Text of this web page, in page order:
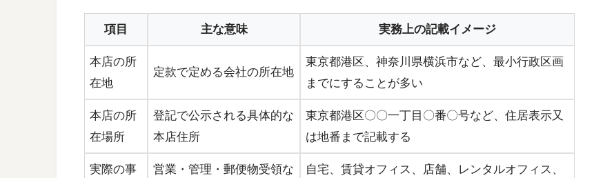
項目 主な意味 実務上の記載イメージ
本店の所
在地
定款で定める会社の所在地
東京都港区、神奈川県横浜市など、最小行政区画
までにすることが多い
本店の所
在場所
登記で公示される具体的な
本店住所
東京都港区〇〇一丁目〇番〇号など、住居表示又
は地番まで記載する
実際の事 営業・管理・郵便物受領な 自宅、賃貸オフィス、店舗、レンタルオフィス、